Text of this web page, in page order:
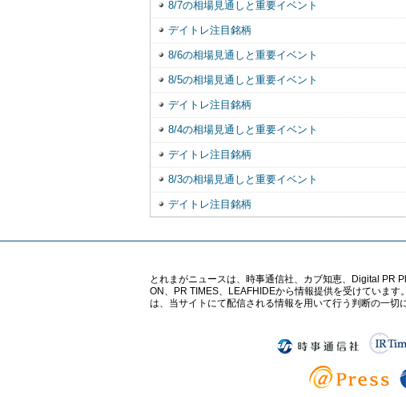
8/7の相場見通しと重要イベント
デイトレ注目銘柄
8/6の相場見通しと重要イベント
8/5の相場見通しと重要イベント
デイトレ注目銘柄
8/4の相場見通しと重要イベント
デイトレ注目銘柄
8/3の相場見通しと重要イベント
デイトレ注目銘柄
とれまがニュースは、時事通信社、カブ知恵、Digital PR
ON、PR TIMES、LEAFHIDEから情報提供を受けていま
は、当サイトにて配信される情報を用いて行う判断の一切